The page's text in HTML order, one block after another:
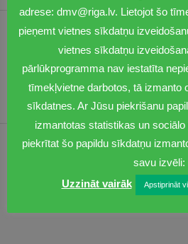
1201
dmv@riga.lv
Pirmdiena Otrdiena
adrese: dmv@riga.lv. Lietojot šo
pieņemt vietnes sīkdatņu
vietnes sīkdatņu
pārlūkprogramma nav iestatīta
tīmekļvietne darbotos, tā izmanto
sīkdatnes. Ar Jūsu piekrišanu
izmantotas statistikas un
piekrītat šo papildu sīkdatņu
savu izvēli:
Uzzināt vairāk
Apstiprināt